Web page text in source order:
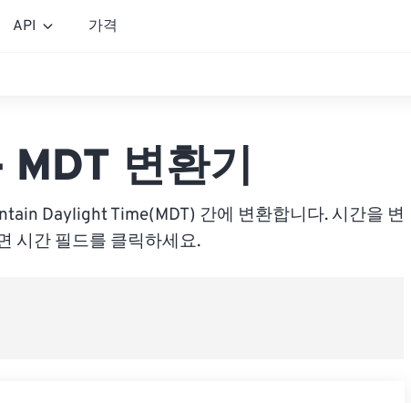
API 가격
변환기
Daylight Time(MDT) 간에 변환합니다. 시간을 변
시간 필드를 클릭하세요.